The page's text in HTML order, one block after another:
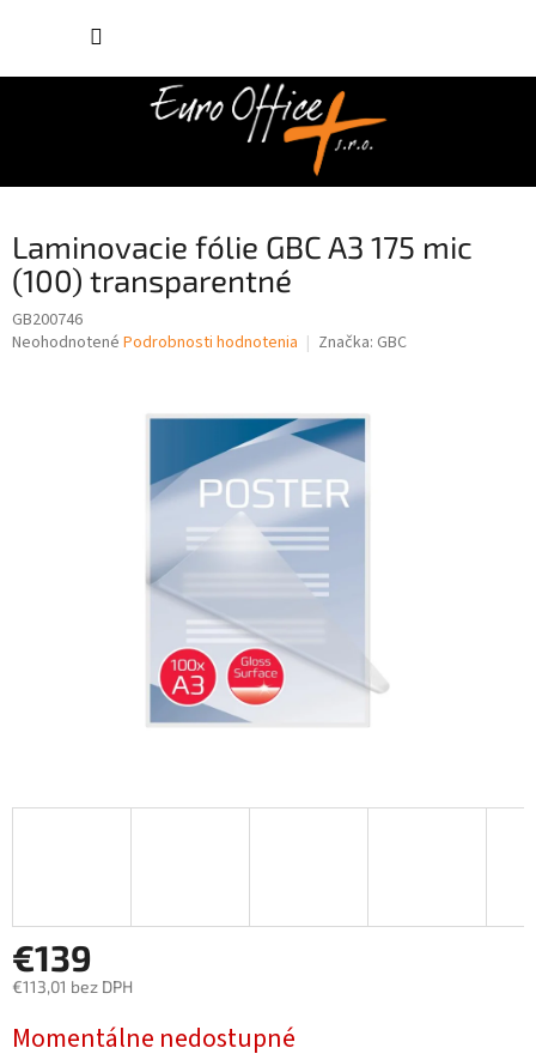
Laminovacie fólie GBC A3 175 mic
(100) transparentné
GB200746
Priemerné
Neohodnotené Podrobnosti hodnotenia Značka: GBC
€139
€113,01 bez DPH
cena:
Momentálne nedostupné